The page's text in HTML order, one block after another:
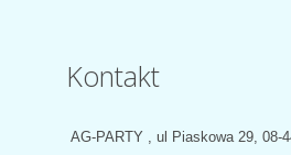
Kontakt
AG-PARTY , ul Piaskowa 29, 08-